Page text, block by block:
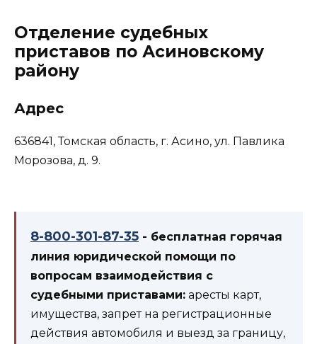
Отделение судебных
приставов по Асиновскому
району
Адрес
636841, Томская область, г. Асино, ул. Павлика
Морозова, д. 9.
8-800-301-87-35 - бесплатная горячая
линия юридической помощи по
вопросам взаимодействия с
судебными приставами: аресты карт,
имущества, запрет на регистрационные
действия автомобиля и выезд за границу,